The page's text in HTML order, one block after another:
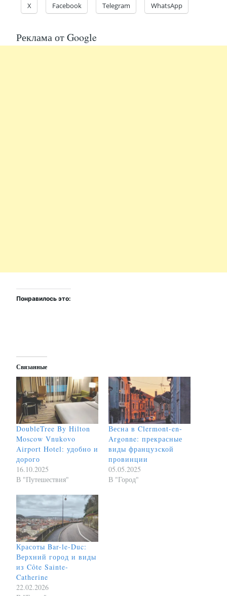
X Facebook Telegram WhatsApp
Реклама от Google
Понравилось это:
Связанные
DoubleTree By Hilton
Moscow Vnukovo
Airport Hotel: удобно и
дорого
16.10.2025
В "Путешествия"
Весна в Clermont-en-
Argonne: прекрасные
виды французской
провинции
05.05.2025
В "Город"
Красоты Bar-le-Duc:
Верхний город и виды
из Côte Sainte-
Catherine
22.02.2026